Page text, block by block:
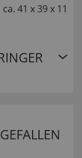
41 x 39 x 11